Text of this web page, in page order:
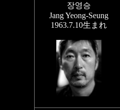
장영승
Jang Yeong-Seung
1963.7.10生まれ